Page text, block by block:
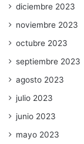
diciembre 2023
noviembre 2023
octubre 2023
septiembre 2023
agosto 2023
julio 2023
junio 2023
mayo 2023